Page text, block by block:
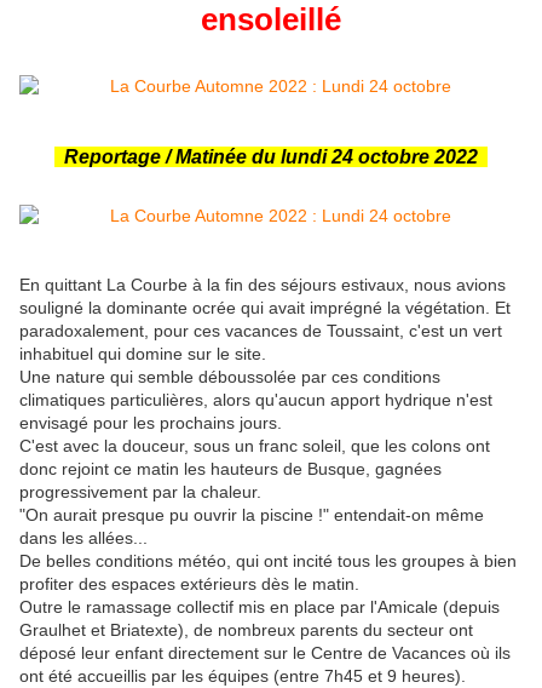
ensoleillé
Reportage / Matinée du lundi 24 octobre 2022
En quittant La Courbe à la fin des séjours estivaux, nous avions
souligné la dominante ocrée qui avait imprégné la végétation. Et
paradoxalement, pour ces vacances de Toussaint, c'est un vert
inhabituel qui domine sur le site.
Une nature qui semble déboussolée par ces conditions
climatiques particulières, alors qu'aucun apport hydrique n'est
envisagé pour les prochains jours.
C'est avec la douceur, sous un franc soleil, que les colons ont
donc rejoint ce matin les hauteurs de Busque, gagnées
progressivement par la chaleur.
"On aurait presque pu ouvrir la piscine !" entendait-on même
dans les allées...
De belles conditions météo, qui ont incité tous les groupes à bien
profiter des espaces extérieurs dès le matin.
Outre le ramassage collectif mis en place par l'Amicale (depuis
Graulhet et Briatexte), de nombreux parents du secteur ont
déposé leur enfant directement sur le Centre de Vacances où ils
ont été accueillis par les équipes (entre 7h45 et 9 heures).